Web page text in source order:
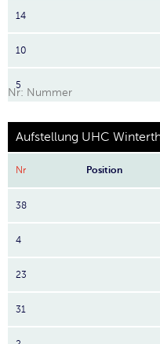
14
10
5
Nr: Nummer
Aufstellung UHC
Nr Position
38
4
23
31